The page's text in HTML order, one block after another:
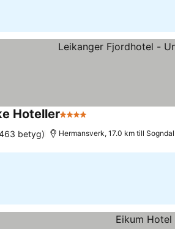
Hoteller4 Stjärnor
betyg) Hermansverk, 17.0 km till Sogndal